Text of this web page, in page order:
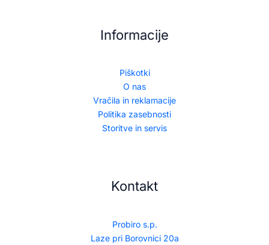
Informacije
Piškotki
O nas
Vračila in reklamacije
Politika zasebnosti
Storitve in servis
Kontakt
Probiro s.p.
Laze pri Borovnici 20a